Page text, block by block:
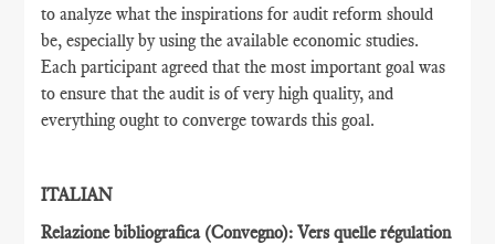
to analyze what the inspirations for audit reform should
be, especially by using the available economic studies.
Each participant agreed that the most important goal was
to ensure that the audit is of very high quality, and
everything ought to converge towards this goal.
ITALIAN
Relazione bibliografica (Convegno): Vers quelle régulation